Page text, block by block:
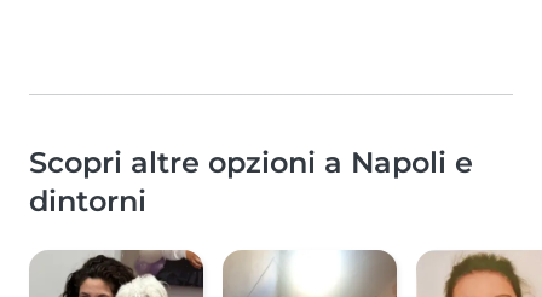
Scopri altre opzioni a Napoli e
dintorni